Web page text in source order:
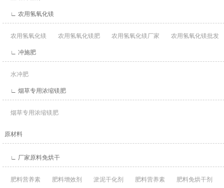
∟ 农用氢氧化镁
农用氢氧化镁 农用氢氧化镁肥 农用氢氧化镁厂家 农用氢氧化镁批发
∟ 冲施肥
水冲肥
∟ 烟草专用浓缩镁肥
烟草专用浓缩镁肥
原材料
∟ 厂家原料免烘干
肥料营养素 肥料增效剂 淤泥干化剂 肥料营养素 肥料免烘干剂